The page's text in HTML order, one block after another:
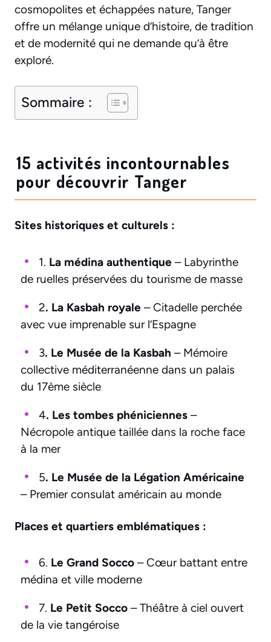
cosmopolites et échappées nature, Tanger
offre un mélange unique d’histoire, de tradition
et de modernité qui ne demande qu’à être
exploré.
Sommaire :
15 activités incontournables
pour découvrir Tanger
Sites historiques et culturels :
1. La médina authentique – Labyrinthe
de ruelles préservées du tourisme de masse
2. La Kasbah royale – Citadelle perchée
avec vue imprenable sur l’Espagne
3. Le Musée de la Kasbah – Mémoire
collective méditerranéenne dans un palais
du 17ème siècle
4. Les tombes phéniciennes –
Nécropole antique taillée dans la roche face
à la mer
5. Le Musée de la Légation Américaine
– Premier consulat américain au monde
Places et quartiers emblématiques :
6. Le Grand Socco – Cœur battant entre
médina et ville moderne
7. Le Petit Socco – Théâtre à ciel ouvert
de la vie tangéroise